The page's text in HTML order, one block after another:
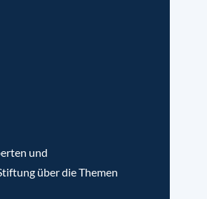
und
über die Themen